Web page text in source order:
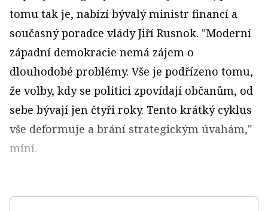
tomu tak je, nabízí bývalý ministr financí a
současný poradce vlády Jiří Rusnok. "Moderní
západní demokracie nemá zájem o
dlouhodobé problémy. Vše je podřízeno tomu,
že volby, kdy se politici zpovídají občanům, od
sebe bývají jen čtyři roky. Tento krátký cyklus
vše deformuje a brání strategickým úvahám,"
míní.